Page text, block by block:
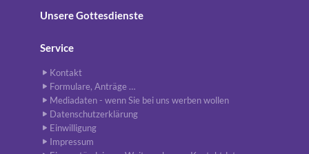
Unsere Gottesdienste
Service
Kontakt
Formulare, Anträge …
Mediadaten - wenn Sie bei uns werben wollen
Datenschutzerklärung
Einwilligung
Impressum